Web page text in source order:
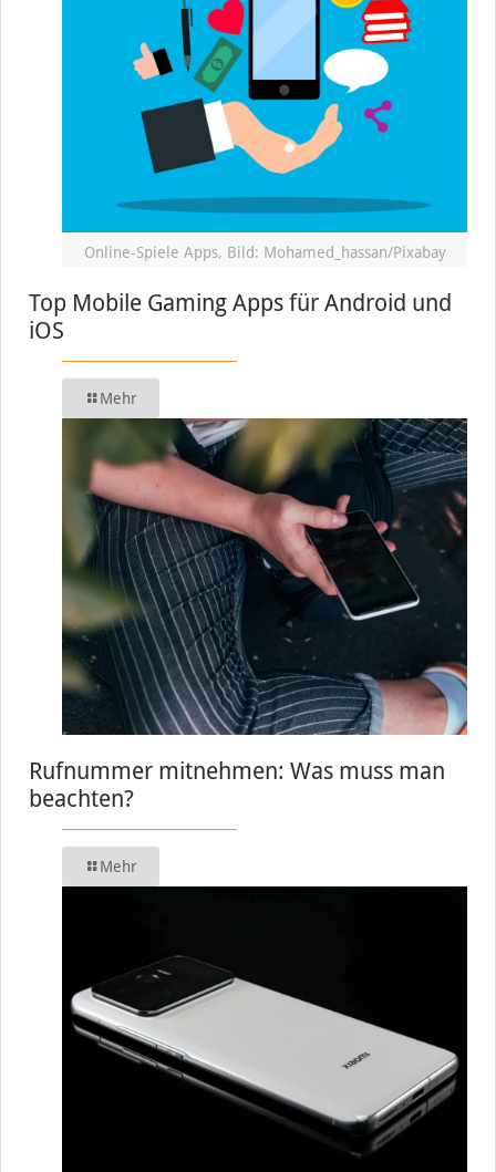
Online-Spiele Apps, Bild: Mohamed_hassan/Pixabay
Top Mobile Gaming Apps für Android und
iOS
Mehr
Rufnummer mitnehmen: Was muss man
beachten?
Mehr